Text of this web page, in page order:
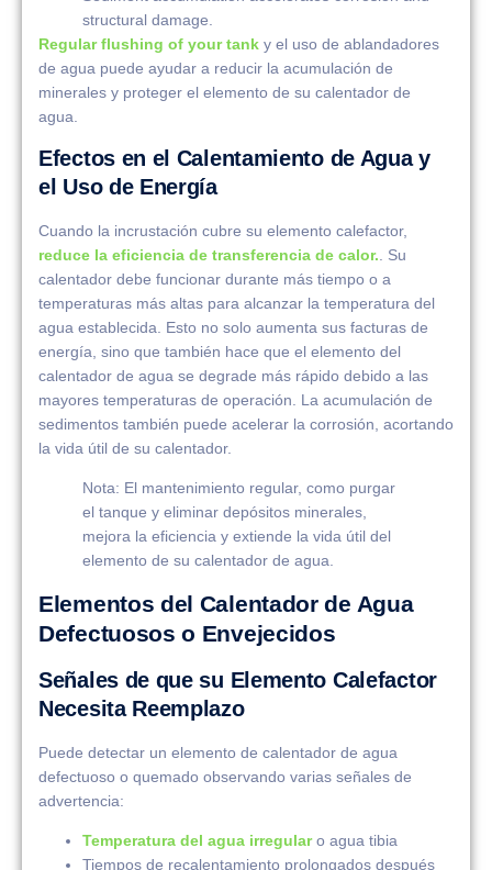
structural damage.
Regular flushing of your tank y el uso de ablandadores
de agua puede ayudar a reducir la acumulación de
minerales y proteger el elemento de su calentador de
agua.
Efectos en el Calentamiento de Agua y
el Uso de Energía
Cuando la incrustación cubre su elemento calefactor,
reduce la eficiencia de transferencia de calor. . Su
calentador debe funcionar durante más tiempo o a
temperaturas más altas para alcanzar la temperatura del
agua establecida. Esto no solo aumenta sus facturas de
energía, sino que también hace que el elemento del
calentador de agua se degrade más rápido debido a las
mayores temperaturas de operación. La acumulación de
sedimentos también puede acelerar la corrosión, acortando
la vida útil de su calentador.
Nota: El mantenimiento regular, como purgar
el tanque y eliminar depósitos minerales,
mejora la eficiencia y extiende la vida útil del
elemento de su calentador de agua.
Elementos del Calentador de Agua
Defectuosos o Envejecidos
Señales de que su Elemento Calefactor
Necesita Reemplazo
Puede detectar un elemento de calentador de agua
defectuoso o quemado observando varias señales de
advertencia:
Temperatura del agua irregularo agua tibia
Tiempos de recalentamiento prolongados después